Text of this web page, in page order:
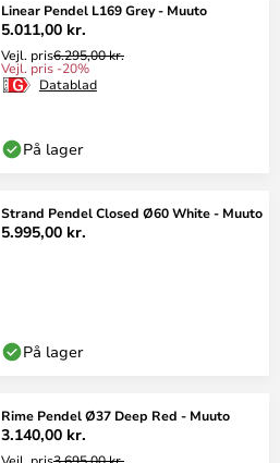
Linear Pendel L169 Grey - Muuto
5.011,00 kr.
Vejl. pris6.295,00 kr.
Vejl. pris -20%
Datablad
På lager
Strand Pendel Closed Ø60 White - Muuto
5.995,00 kr.
På lager
Rime Pendel Ø37 Deep Red - Muuto
3.140,00 kr.